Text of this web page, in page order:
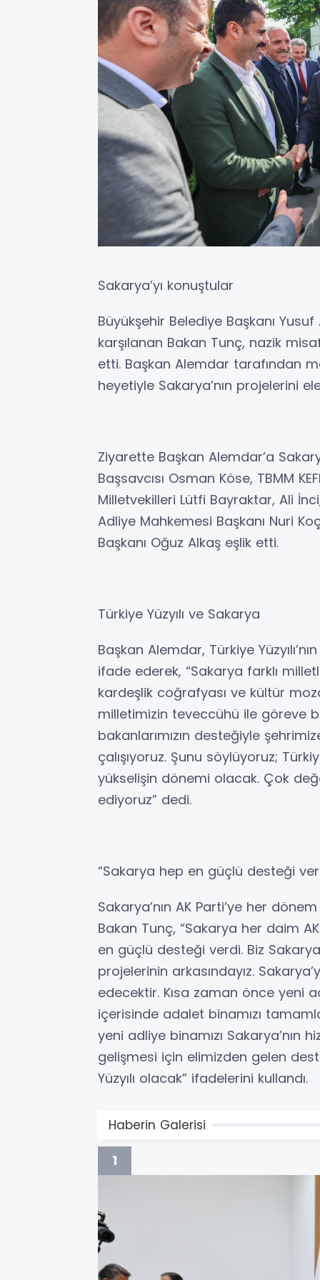
Sakarya’yı konuştular
Büyükşehir Belediye Başkanı
karşılanan Bakan Tunç, nazik
etti. Başkan Alemdar tarafından
heyetiyle Sakarya’nın projelerini
Ziyarette Başkan Alemdar’a
Başsavcısı Osman Köse, TBMM
Milletvekilleri Lütfi Bayraktar, Ali
Adliye Mahkemesi Başkanı Nuri
Başkanı Oğuz Alkaş eşlik etti.
Türkiye Yüzyılı ve Sakarya
Başkan Alemdar, Türkiye
ifade ederek, “Sakarya farklı
kardeşlik coğrafyası ve kültür
milletimizin teveccühü ile göreve
bakanlarımızın desteğiyle
çalışıyoruz. Şunu söylüyoruz;
yükselişin dönemi olacak. Çok
ediyoruz” dedi.
“Sakarya hep en güçlü desteği
Sakarya’nın AK Parti’ye her
Bakan Tunç, “Sakarya her daim
en güçlü desteği verdi. Biz
projelerinin arkasındayız.
edecektir. Kısa zaman önce yeni
içerisinde adalet binamızı
yeni adliye binamızı Sakarya’nın
gelişmesi için elimizden gelen
Yüzyılı olacak” ifadelerini kullandı.
Haberin Galerisi
1